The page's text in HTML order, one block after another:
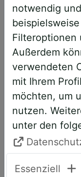
Sehr geehrte
Teilnehmer,
um Ihnen
erleichtern,
Sie daher
wenn Sie
sehen, um
haben:
notwendig
Filteroptionen
Außerdem
verwendeten
mit Ihrem
möchten, um
nutzen.
unter den
Essenziell